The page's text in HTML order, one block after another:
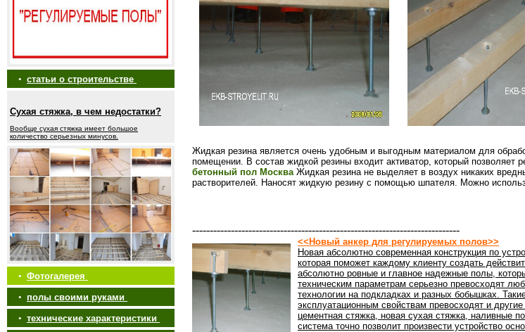
• статьи о строительстве
Сухая стяжка, в чем недостатки?
Вообще сухая стяжка имеет большое
количество серьезных минусов.
• Фотогалерея
• полы своими руками
• технические характеристики
Жидкая резина является очень удобным и выгодным материалом для
помещении. В состав жидкой резины входит активатор, который позволяет
бетонный пол МоскваЖидкая резина не выделяет в воздух никаких
растворителей. Наносят жидкую резину с помощью шпателя. Можно
----------------------------------------------------------------------------
<<Новый анкер для регулируемых полов>>
Новая абсолютно современная конструкция по
которая поможет каждому клиенту создать
абсолютно ровные и главное надежные полы,
техническим параметрам серьезно превосходят
технологии на подкладках и разных бобышках.
эксплуатационным свойствам превосходят и
цементная стяжка, новая сухая стяжка, наливные
система точно позволит произвести устройство